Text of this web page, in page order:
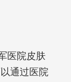
医院皮肤
通过医院